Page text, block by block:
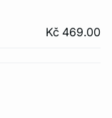
Kč 469.00